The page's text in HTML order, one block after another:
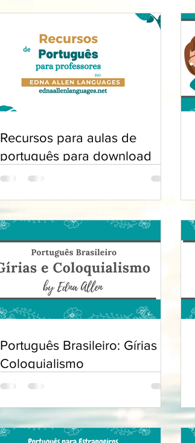
Recursos para aulas de
português para download
Português Brasileiro: Gírias e
Coloquialismo